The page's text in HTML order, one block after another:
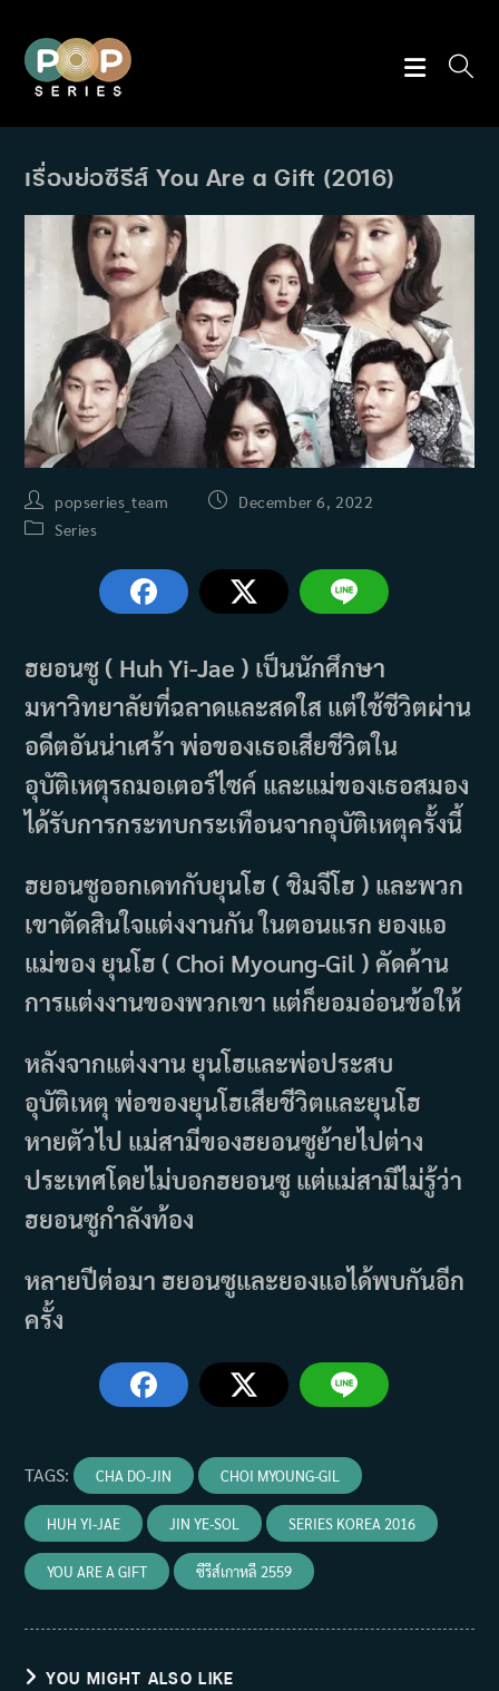
content
เรื่องย่อซีรีส์ You Are a Gift (2016)
Post
author:
popseries_team
PostDecember 6, 2022
PostSeries
ฮยอนซู ( Huh Yi-Jae ) เป็นนักศึกษา
มหาวิทยาลัยที่ฉลาดและสดใส แต่ใช้ชีวิตผ่าน
อดีตอันน่าเศร้า พ่อของเธอเสียชีวิตใน
อุบัติเหตุรถมอเตอร์ไซค์ และแม่ของเธอสมอง
ได้รับการกระทบกระเทือนจากอุบัติเหตุครั้งนี้
ฮยอนซูออกเดทกับยุนโฮ ( ชิมจีโฮ ) และพวก
เขาตัดสินใจแต่งงานกัน ในตอนแรก ยองแอ
แม่ของ ยุนโฮ ( Choi Myoung-Gil ) คัดค้าน
การแต่งงานของพวกเขา แต่ก็ยอมอ่อนข้อให้
หลังจากแต่งงาน ยุนโฮและพ่อประสบ
อุบัติเหตุ พ่อของยุนโฮเสียชีวิตและยุนโฮ
หายตัวไป แม่สามีของฮยอนซูย้ายไปต่าง
ประเทศโดยไม่บอกฮยอนซู แต่แม่สามีไม่รู้ว่า
ฮยอนซูกำลังท้อง
หลายปีต่อมา ฮยอนซูและยองแอได้พบกันอีก
ครั้ง
TAGS: CHA DO-JIN CHOI MYOUNG-GIL
HUH YI-JAE JIN YE-SOL SERIES KOREA 2016
YOU ARE A GIFT ซีรีส์เกาหลี 2559
YOU MIGHT ALSO LIKE